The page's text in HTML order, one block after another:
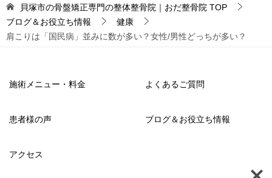
ビ
ゲ
ョ
貝塚市の骨盤矯正専門の整体整骨院｜おだ整骨院 TOP
ブログ＆お役立ち情報
健康
肩こりは「国民病」並みに数が多い？女性/男性どっちが多い？
施術メニュー・料金 よくあるご質問
患者様の声 ブログ＆お役立ち情報
アクセス